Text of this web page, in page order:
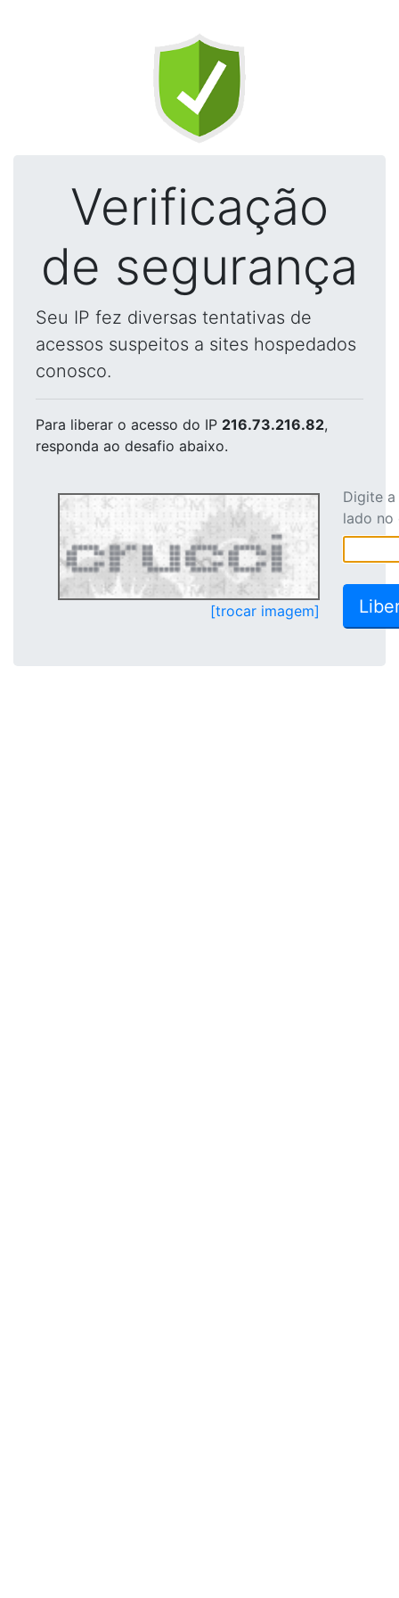
Verificação
de segurança
Seu IP fez diversas tentativas de
acessos suspeitos a sites hospedados
conosco.
Para liberar o acesso do IP 216.73.216.82,
responda ao desafio abaixo.
[trocar imagem]
Digite
lado no